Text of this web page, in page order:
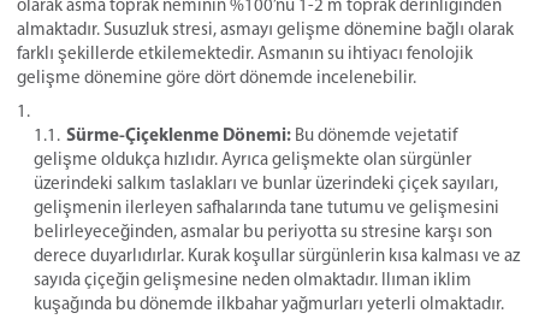
olarak asma toprak neminin %100’nü 1-2 m toprak derinliğinden
almaktadır. Susuzluk stresi, asmayı gelişme dönemine bağlı olarak
farklı şekillerde etkilemektedir. Asmanın su ihtiyacı fenolojik
gelişme dönemine göre dört dönemde incelenebilir.
Sürme-Çiçeklenme Dönemi: Bu dönemde vejetatif
gelişme oldukça hızlıdır. Ayrıca gelişmekte olan sürgünler
üzerindeki salkım taslakları ve bunlar üzerindeki çiçek sayıları,
gelişmenin ilerleyen safhalarında tane tutumu ve gelişmesini
belirleyeceğinden, asmalar bu periyotta su stresine karşı son
derece duyarlıdırlar. Kurak koşullar sürgünlerin kısa kalması ve az
sayıda çiçeğin gelişmesine neden olmaktadır. Ilıman iklim
kuşağında bu dönemde ilkbahar yağmurları yeterli olmaktadır.